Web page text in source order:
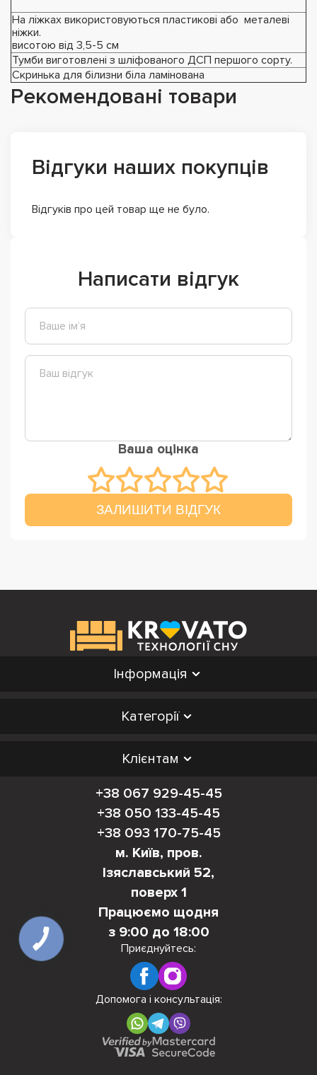
На ліжках використовуються пластикові або металеві
ніжки.
висотою від 3,5-5 см
Тумби виготовлені з шліфованого ДСП першого сорту.
Скринька для білизни біла ламінована
Рекомендовані товари
Відгуки наших покупців
Відгуків про цей товар ще не було.
Написати відгук
Ваша оцінка
ЗАЛИШИТИ ВІДГУК
Інформація
Категорії
Клієнтам
+38 067 929-45-45
+38 050 133-45-45
+38 093 170-75-45
м. Київ, пров.
Ізяславський 52,
поверх 1
Працюємо щодня
з 9:00 до 18:00
Приєднуйтесь:
Допомога і консультація:
КНОПКА
ЗВ'ЯЗКУ